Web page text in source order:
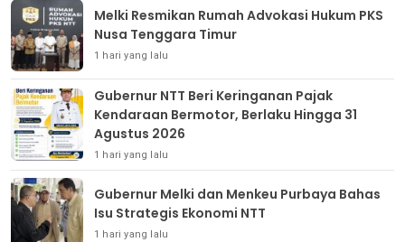
Melki Resmikan Rumah Advokasi Hukum PKS
Nusa Tenggara Timur
1 hari yang lalu
Gubernur NTT Beri Keringanan Pajak
Kendaraan Bermotor, Berlaku Hingga 31
Agustus 2026
1 hari yang lalu
Gubernur Melki dan Menkeu Purbaya Bahas
Isu Strategis Ekonomi NTT
1 hari yang lalu